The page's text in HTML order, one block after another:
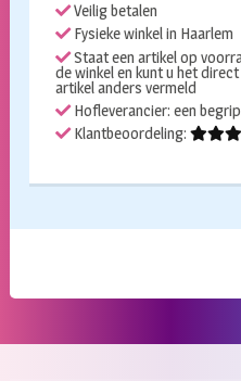
Veilig betalen
Fysieke winkel in Haarlem
Staat een artikel op
de winkel en kunt u het
artikel anders vermeld
Hofleverancier: een
Klantbeoordeling: